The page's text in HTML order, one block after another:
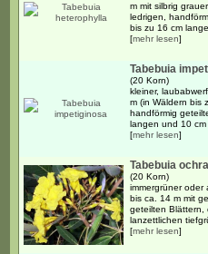
m mit silbrig
ledrigen,
bis zu 16 cm
[mehr lesen]
Tabebuia
(20 Korn)
kleiner,
m (in Wäldern bis
handförmig
langen und 10
[mehr lesen]
Tabebuia
(20 Korn)
immergrüner oder
bis ca. 14 m mit
geteilten Blättern,
lanzettlichen
[mehr lesen]